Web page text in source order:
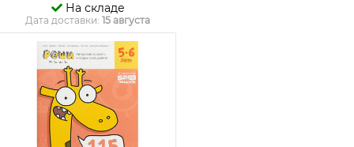
На складе
Дата доставки: 15 августа